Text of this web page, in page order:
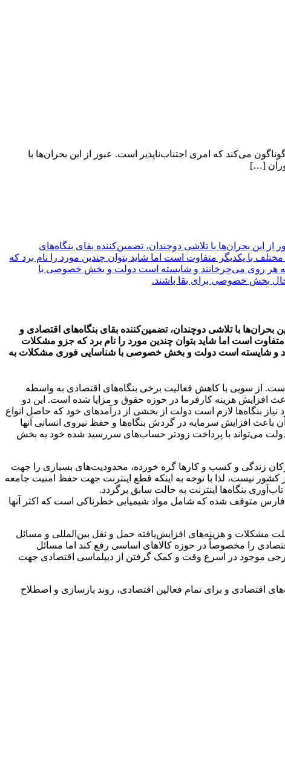
می‌کند که امری اجتناب‌ناپذیر است. عبور از این بحران‌ها با
[…]
این بحران‌ها با تلاشی دوچندان، تضمین‌کننده بقای بنگاه‌های
با یکدیگر متفاوت است اما شاید بتوان چندین مورد را نام برد که
به هر روی می‌چرخانند و شایسته است دولت و بخش خصوصی با
بخش خصوصی برای بقا باشند.
بحران‌ها با تلاشی دوچندان، تضمین‌کننده بقای بنگاه‌های اقتصادی و
است اما شاید بتوان چندین مورد را نام برد که جزو مشکلات
و شایسته است دولت و بخش خصوصی با شناسایی فوری مشکلات به
است. از سویی با کاهش فعالیت برخی بنگاه‌های اقتصادی به واسطه
افزایش هزینه کارفرما در حوزه حقوق و مزایا شده است. این دو
بنگاه‌ها لازم است دولت از بخشی از درآمدهای خود که حاصل انواع
باعث افزایش سرمایه در گردش بنگاه‌ها و حفظ نیروی انسانی آنها
دولت می‌تواند با پرداخت زودتر حساب‌های سررسید شده خود به بخش
ارکان زندگی و کسب و کارها گره خورده، محدودیت‌های بسیاری را جهت
کشور نیست، لذا با توجه به اینکه قطع اینترنت جهت حفظ امنیت جامعه
بنگاه‌ها اینترنت به حالت سابق برگردد.
فارس متوقف شده که شامل مواد شیمیایی خطرناکی است که اکثر آنها
مشکلات و هزینه‌های افزایش‌یافته حمل و نقل بین‌المللی و مسائل
را مخصوصاً در حوزه کالاهای اساسی رفع کند اما مسائل
موجود در اسرع وقت و کمک گرفتن از دیپلماسی اقتصادی جهت
اقتصادی و برای تمام فعالین اقتصادی، روند بازسازی و اصطلاح